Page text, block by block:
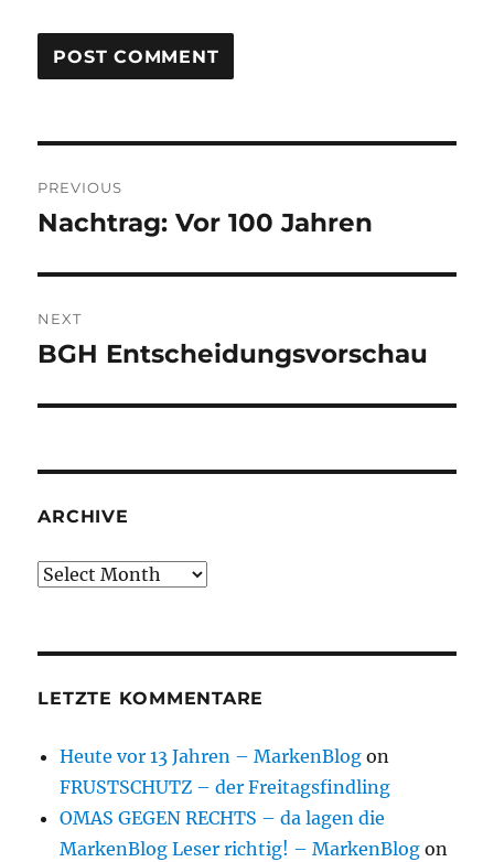
navigation
PREVIOUS
Previous
Nachtrag: Vor 100 Jahren
NEXT
Next
BGH Entscheidungsvorschau
ARCHIVE
Archive
LETZTE KOMMENTARE
Heute vor 13 Jahren – MarkenBlog on
FRUSTSCHUTZ – der Freitagsfindling
OMAS GEGEN RECHTS – da lagen die
MarkenBlog Leser richtig! – MarkenBlog on